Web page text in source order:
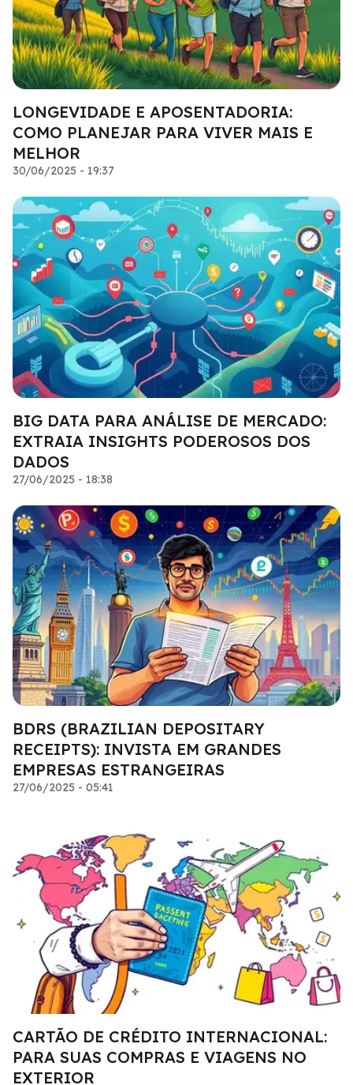
LONGEVIDADE E APOSENTADORIA:
COMO PLANEJAR PARA VIVER MAIS E
MELHOR
30/06/2025 - 19:37
BIG DATA PARA ANÁLISE DE MERCADO:
EXTRAIA INSIGHTS PODEROSOS DOS
DADOS
27/06/2025 - 18:38
BDRS (BRAZILIAN DEPOSITARY
RECEIPTS): INVISTA EM GRANDES
EMPRESAS ESTRANGEIRAS
27/06/2025 - 05:41
CARTÃO DE CRÉDITO INTERNACIONAL:
PARA SUAS COMPRAS E VIAGENS NO
EXTERIOR